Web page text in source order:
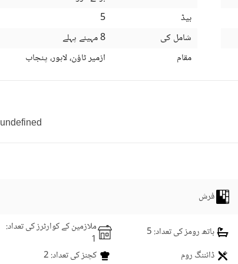
بیڈ
5
شامل کی
8 مہینے پہلے
مقام
ازمیر ٹاؤن، لاہور، پنجاب
undefined
فرش
باتھ رومز کی تعداد: 5 ملازمین کے کوارٹرز کی تعداد:
1
ڈائننگ روم
کچنز کی تعداد: 2